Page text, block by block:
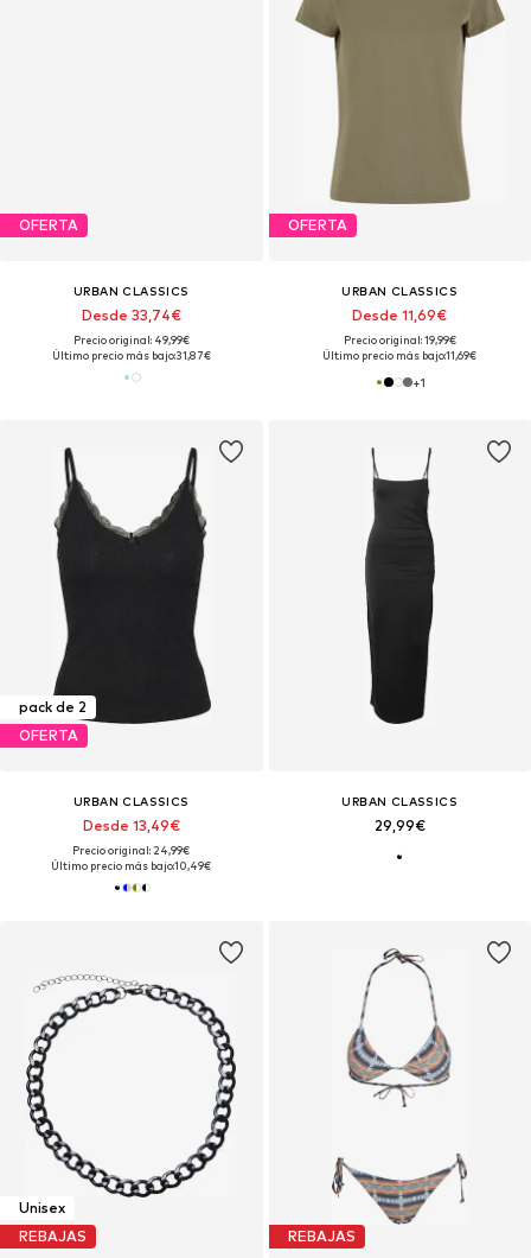
OFERTA
URBAN CLASSICS
Desde 33,74€
Precio original: 49,99€
Último precio más bajo:31,87€
OFERTA
URBAN CLASSICS
Desde 11,69€
Precio original: 19,99€
Último precio más bajo:11,69€
+1
pack de 2
OFERTA
URBAN CLASSICS
Desde 13,49€
Precio original: 24,99€
Último precio más bajo:10,49€
URBAN CLASSICS
29,99€
Unisex
REBAJAS
REBAJAS